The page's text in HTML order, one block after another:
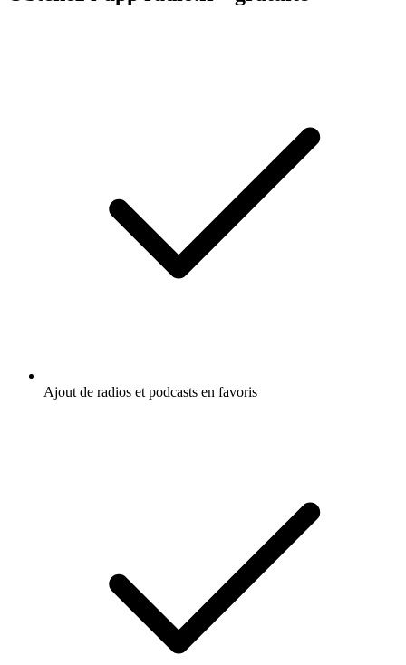
Ajout de radios et podcasts en favoris